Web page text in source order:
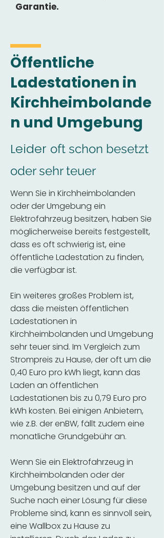
Garantie.
Öffentliche
Ladestationen in
Kirchheimbolande
n und Umgebung
Leider oft schon besetzt
oder sehr teuer
Wenn Sie in Kirchheimbolanden
oder der Umgebung ein
Elektrofahrzeug besitzen, haben Sie
möglicherweise bereits festgestellt,
dass es oft schwierig ist, eine
öffentliche Ladestation zu finden,
die verfügbar ist.
Ein weiteres großes Problem ist,
dass die meisten öffentlichen
Ladestationen in
Kirchheimbolanden und Umgebung
sehr teuer sind. Im Vergleich zum
Strompreis zu Hause, der oft um die
0,40 Euro pro kWh liegt, kann das
Laden an öffentlichen
Ladestationen bis zu 0,79 Euro pro
kWh kosten. Bei einigen Anbietern,
wie z.B. der enBW, fällt zudem eine
monatliche Grundgebühr an.
Wenn Sie ein Elektrofahrzeug in
Kirchheimbolanden oder der
Umgebung besitzen und auf der
Suche nach einer Lösung für diese
Probleme sind, kann es sinnvoll sein,
eine Wallbox zu Hause zu